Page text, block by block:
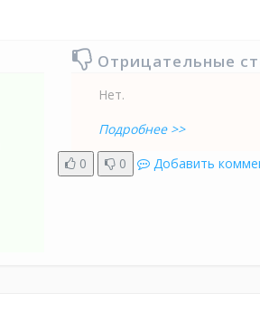
Отрицательные
Нет.
Подробнее >>
0
0 Добавить